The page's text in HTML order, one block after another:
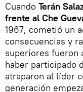
Cuando Terán
frente al Che
1967, cometió un
consecuencias y
superiores fueron
haber participado
atraparon al líder
generación